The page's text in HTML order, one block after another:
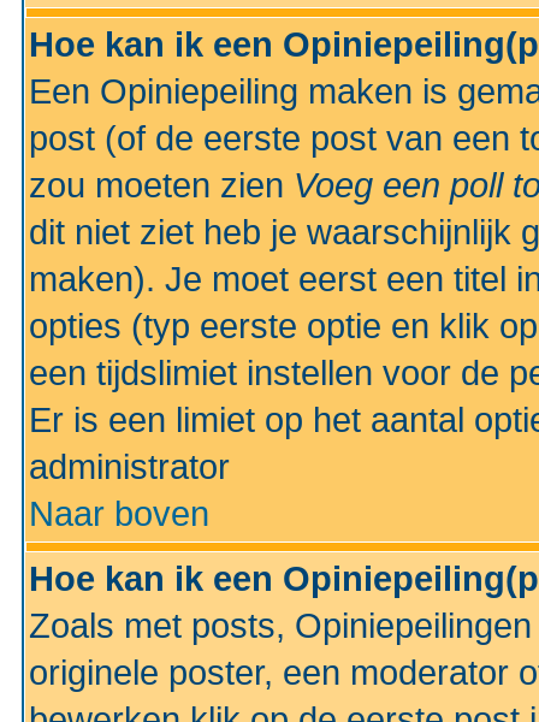
Hoe kan ik een
Een Opiniepeiling maken is
post (of de eerste post van een
zou moeten zien Voeg een poll
dit niet ziet heb je waarschijnlijk
maken). Je moet eerst een titel
opties (typ eerste optie en klik
een tijdslimiet instellen voor de
Er is een limiet op het aantal
administrator
Naar boven
Hoe kan ik een
Zoals met posts,
originele poster, een moderator